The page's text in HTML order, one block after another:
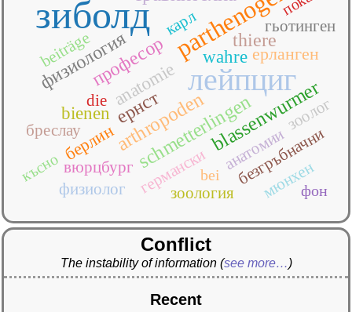
зиболд
лейпциг
arthropodenblassenwurmer
schmetterlingen
eрнст
thiere
професор
физиологияanatomie
bienen
wahre
берлин
ерланген
beiträge
die
анатомии
безгръбначни
бреслау
вюрцбург германски
гьотинген
зоолог
зоология
карл
мюнхен
физиолог
bei
късно
фон
Conflict
The instability of information (see more…)
Recent